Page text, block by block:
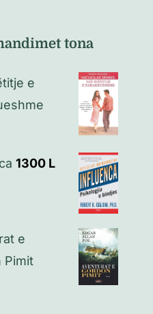
tona
e
1300 L
e
Pimit